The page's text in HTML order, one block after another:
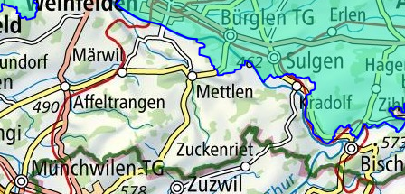
Erweiterte
Werkzeuge
Landwirtschaft
Dargestellte
Karten